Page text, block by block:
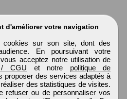
d'améliorer votre navigation
cookies sur son site, dont des
En poursuivant votre
acceptez notre utilisation de
CGU et notre politique de
proposer des services adaptés à
des statistiques de visites.
refuser ou de personnaliser vos